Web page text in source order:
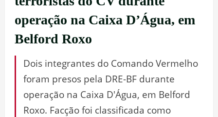
operação na Caixa D’Água, em
Belford Roxo
Dois integrantes do Comando Vermelho
foram presos pela DRE-BF durante
operação na Caixa D'Água, em Belford
Roxo. Facção foi classificada como